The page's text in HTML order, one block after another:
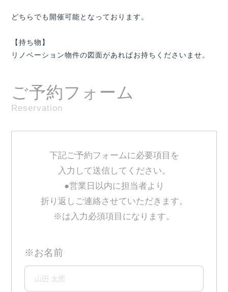
どちらでも開催可能となっております。
【持ち物】
リノベーション物件の図面があればお持ちくださいませ。
ご予約フォーム
Reservation
下記ご予約フォームに必要項目を
入力して送信してください。
●営業日以内に担当者より
折り返しご連絡させていただきます。
※は入力必須項目になります。
※お名前